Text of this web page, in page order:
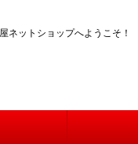
ネットショップへようこそ！